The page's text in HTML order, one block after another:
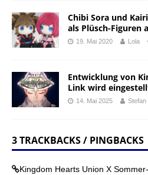
Chibi Sora und
als Plüsch-Figuren
19. Mai 2020 Lola
Entwicklung von
Link wird
14. Mai 2025 Stefan
3 TRACKBACKS / PINGBACKS
Kingdom Hearts Union X